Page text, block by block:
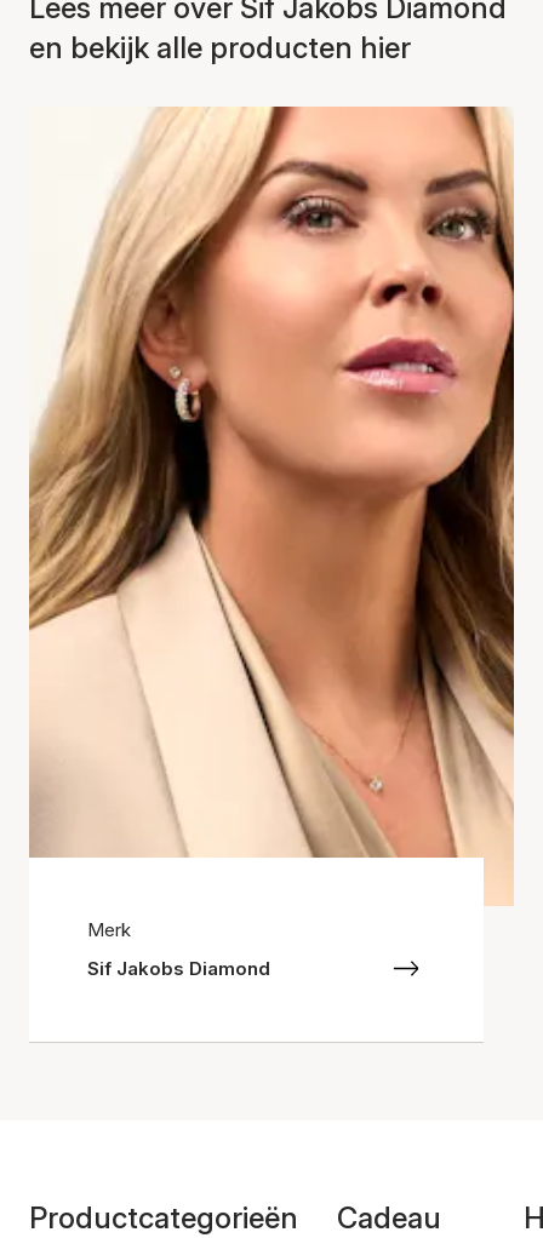
Lees meer over Sif Jakobs Diamond
en bekijk alle producten hier
Merk
Sif Jakobs Diamond
Productcategorieën
Cadeau